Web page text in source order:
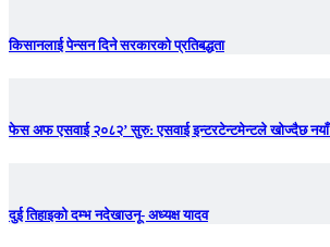
किसानलाई पेन्सन दिने सरकारको प्रतिबद्धता
फेस अफ एसवाई २०८२’ सुरु: एसवाई इन्टरटेन्टमेन्टले खोज्दैछ नयाँ
दुई तिहाइको दम्भ नदेखाउनू- अध्यक्ष यादव